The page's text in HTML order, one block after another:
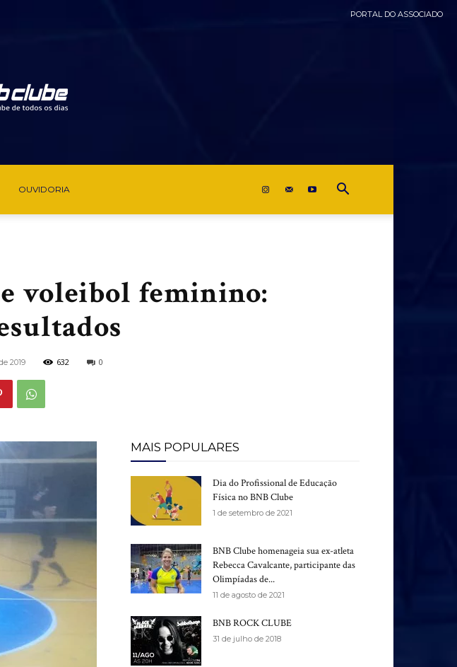
PORTAL DO ASSOCIADO
OUVIDORIA
voleibol feminino:
2019 632 0
MAIS POPULARES
Dia do Profissional de Educação
Física no BNB Clube
1 de setembro de 2021
BNB Clube homenageia sua ex-atleta
Rebecca Cavalcante, participante das
Olimpíadas de...
11 de agosto de 2021
BNB ROCK CLUBE
31 de julho de 2018